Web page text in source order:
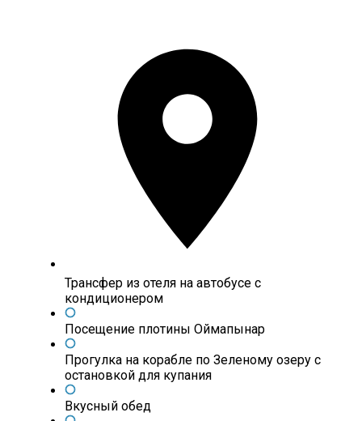
Трансфер из отеля на автобусе с
кондиционером
Посещение плотины Оймапынар
Прогулка на корабле по Зеленому озеру с
остановкой для купания
Вкусный обед